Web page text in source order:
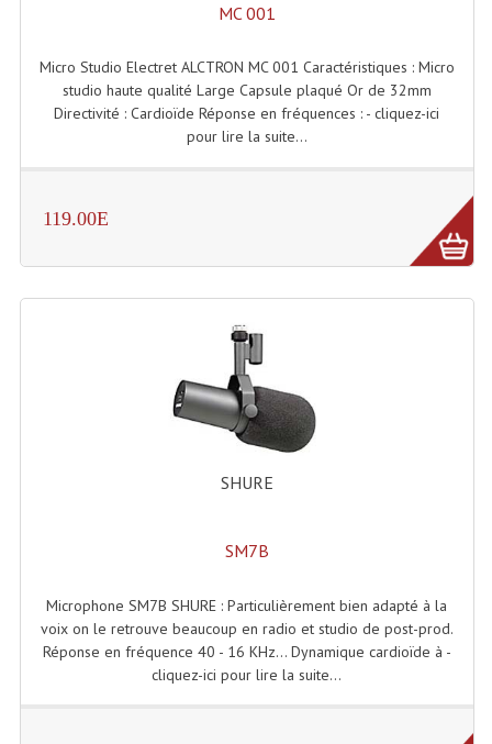
Enceintes Passives Sono
Retours De Scène
Caisson De Basse Amplifié
Enceintes Hifi
Enceintes Monitoring
Filtres Actifs, Correcteurs
Filtres Passifs
Haut-Parleurs Amplis Guitare
Moteurs Pavillons Pour Enceinte
MC 001
Micro Studio Electret ALCTRON MC 001 Caractéristiques : Micro
studio haute qualité Large Capsule plaqué Or de 32mm
Directivité : Cardioïde Réponse en fréquences : - cliquez-ici
pour lire la suite...
119.00E
SHURE
SM7B
Microphone SM7B SHURE : Particulièrement bien adapté à la
voix on le retrouve beaucoup en radio et studio de post-prod.
Réponse en fréquence 40 - 16 KHz... Dynamique cardioïde à -
cliquez-ici pour lire la suite...